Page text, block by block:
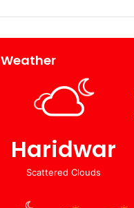
Weather
Haridwar
Scattered Clouds